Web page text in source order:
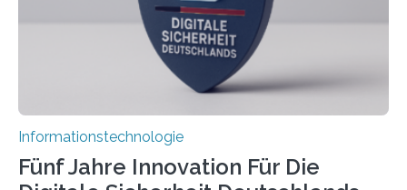
Informationstechnologie
Fünf Jahre Innovation Für Die